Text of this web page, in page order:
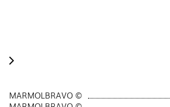
MARMOLBRAVO ©